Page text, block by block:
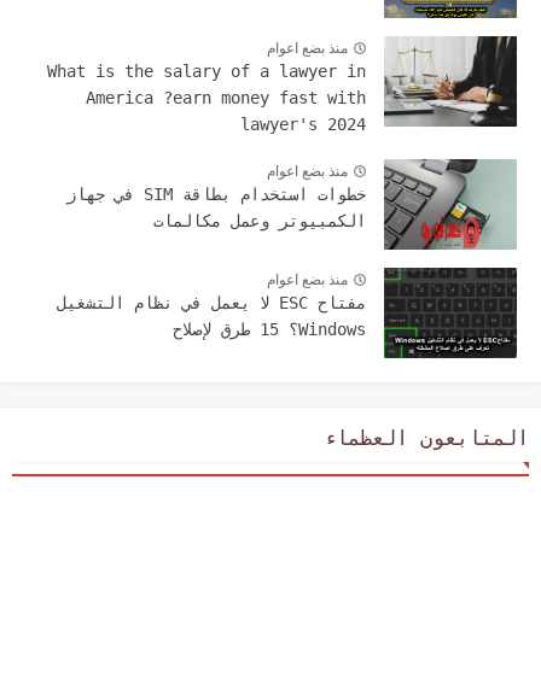
منذ بضع اعوام
What is the salary of a lawyer in
America ?earn money fast with
lawyer's 2024
منذ بضع اعوام
خطوات استخدام بطاقة SIM في جهاز
الكمبيوتر وعمل مكالمات
منذ بضع اعوام
مفتاح ESC لا يعمل في نظام التشغيل
Windows؟ 15 طرق لإصلاح
المتابعون العظماء